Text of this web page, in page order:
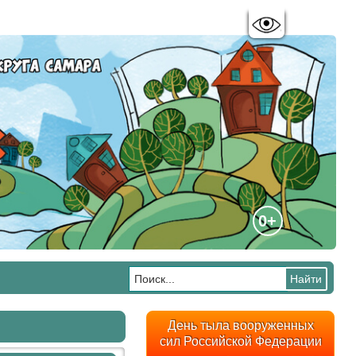
0+
День тыла вооруженных
сил Российской Федерации